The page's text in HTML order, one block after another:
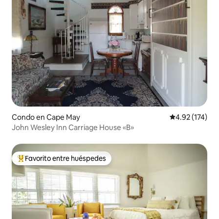
Condo en Cape May Calificación
4.92 (174)
John Wesley Inn Carriage House «B»
Favorito entre huéspedes preferido
Favorito entre huéspedes